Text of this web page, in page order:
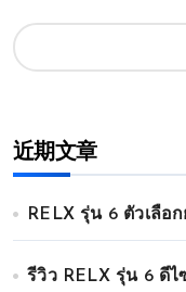
近期文章
RELX รุ่น 6 ตัวเลือ
รีวิว RELX รุ่น 6 ดี